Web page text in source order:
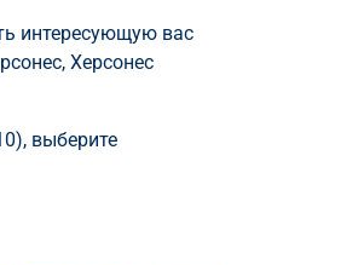
интересующую вас
Херсонес
выберите